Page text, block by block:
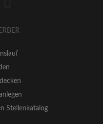
Stellenkatalog